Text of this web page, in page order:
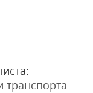
транспорта